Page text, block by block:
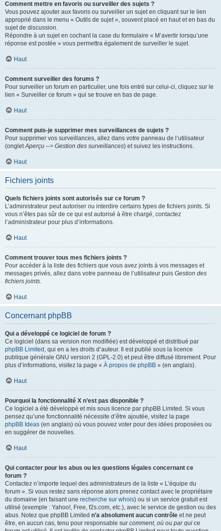
Comment mettre en favoris ou surveiller des sujets ?
Vous pouvez ajouter aux favoris ou surveiller un sujet en cliquant sur le lien
approprié dans le menu « Outils de sujet », souvent placé en haut et en bas du
sujet de discussion.
Répondre à un sujet en cochant la case du formulaire « M’avertir lorsqu’une
réponse est postée » vous permettra également de surveiller le sujet.
Haut
Comment surveiller des forums ?
Pour surveiller un forum en particulier, une fois entré sur celui-ci, cliquez sur le
lien « Surveiller ce forum » qui se trouve en bas de page.
Haut
Comment puis-je supprimer mes surveillances de sujets ?
Pour supprimer vos surveillances, allez dans votre panneau de l’utilisateur
(ongletAperçu --> Gestion des surveillances) et suivez les instructions.
Haut
Fichiers joints
Quels fichiers joints sont autorisés sur ce forum ?
L’administrateur peut autoriser ou interdire certains types de fichiers joints. Si
vous n’êtes pas sûr de ce qui est autorisé à être chargé, contactez
l’administrateur pour plus d’informations.
Haut
Comment trouver tous mes fichiers joints ?
Pour accéder à la liste des fichiers que vous avez joints à vos messages et
messages privés, allez dans votre panneau de l’utilisateur puis Gestion des
fichiers joints.
Haut
Concernant phpBB
Qui a développé ce logiciel de forum ?
Ce logiciel (dans sa version non modifiée) est développé et distribué par
phpBB Limited , qui en a les droits d’auteur. Il est publié sous la licence
publique générale GNU version 2 (GPL-2.0) et peut être diffusé librement. Pour
plus d’informations, visitez la page « À propos de phpBB » (en anglais).
Haut
Pourquoi la fonctionnalité X n’est pas disponible ?
Ce logiciel a été développé et mis sous licence par phpBB Limited. Si vous
pensez qu’une fonctionnalité nécessite d’être ajoutée, visitez la page
phpBB Ideas (en anglais) où vous pouvez voter pour des idées proposées ou
en suggérer de nouvelles.
Haut
Qui contacter pour les abus ou les questions légales concernant ce
forum ?
Contactez n’importe lequel des administrateurs de la liste « L’équipe du
forum ». Si vous restez sans réponse alors prenez contact avec le propriétaire
du domaine (en faisant une recherche sur whois) ou si un service gratuit est
utilisé (exemple : Yahoo!, Free, f2s.com, etc.), avec le service de gestion ou des
abus. Notez que phpBB Limited n’a absolument aucun contrôle et ne peut
être, en aucun cas, tenu pour responsable sur comment, où ou par qui ce